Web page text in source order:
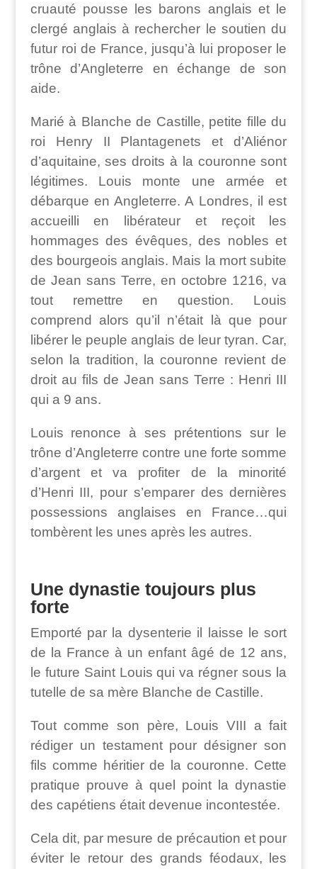
cruauté pousse les barons anglais et le
clergé anglais à rechercher le soutien du
futur roi de France, jusqu’à lui proposer le
trône d’Angleterre en échange de son
aide.
Marié à Blanche de Castille, petite fille du
roi Henry II Plantagenets et d’Aliénor
d’aquitaine, ses droits à la couronne sont
légitimes. Louis monte une armée et
débarque en Angleterre. A Londres, il est
accueilli en libérateur et reçoit les
hommages des évêques, des nobles et
des bourgeois anglais. Mais la mort subite
de Jean sans Terre, en octobre 1216, va
tout remettre en question. Louis
comprend alors qu’il n’était là que pour
libérer le peuple anglais de leur tyran. Car,
selon la tradition, la couronne revient de
droit au fils de Jean sans Terre : Henri III
qui a 9 ans.
Louis renonce à ses prétentions sur le
trône d’Angleterre contre une forte somme
d’argent et va profiter de la minorité
d’Henri III, pour s’emparer des dernières
possessions anglaises en France…qui
tombèrent les unes après les autres.
Une dynastie toujours plus
forte
Emporté par la dysenterie il laisse le sort
de la France à un enfant âgé de 12 ans,
le future Saint Louis qui va régner sous la
tutelle de sa mère Blanche de Castille.
Tout comme son père, Louis VIII a fait
rédiger un testament pour désigner son
fils comme héritier de la couronne. Cette
pratique prouve à quel point la dynastie
des capétiens était devenue incontestée.
Cela dit, par mesure de précaution et pour
éviter le retour des grands féodaux, les